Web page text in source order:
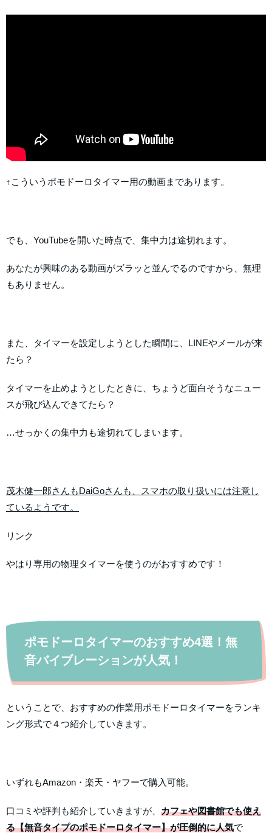
↑こういうポモドーロタイマー用の動画まであります。
でも、YouTubeを開いた時点で、集中力は途切れます。
あなたが興味のある動画がズラッと並んでるのですから、無理
もありません。
また、タイマーを設定しようとした瞬間に、LINEやメールが来
たら？
タイマーを止めようとしたときに、ちょうど面白そうなニュー
スが飛び込んできてたら？
…せっかくの集中力も途切れてしまいます。
茂木健一郎さんもDaiGoさんも、スマホの取り扱いには注意し
ているようです。
リンク
やはり専用の物理タイマーを使うのがおすすめです！
ポモドーロタイマーのおすすめ4選！無
音バイブレーションが人気！
ということで、おすすめの作業用ポモドーロタイマーをランキ
ング形式で４つ紹介していきます。
いずれもAmazon・楽天・ヤフーで購入可能。
口コミや評判も紹介していきますが、 カフェや図書館でも使え
る【無音タイプのポモドーロタイマー】が圧倒的に人気で